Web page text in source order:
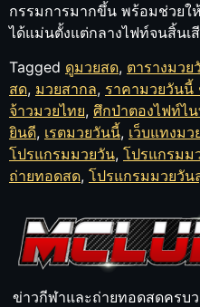
กรรมการมากขึ้น พร้อมช่วย
ได้แม่นตั้งแต่กลางไฟท์จนสิ้นเ
Tagged ดูมวยสด, ตารางมวย
สด, มวยสากล, ราคามวยวันนี้
จ้าวมวยไทย, ศึกป่าตองไฟท์ไ
ยินดี, เรตมวยวันนี้, เว็บแทงมว
โปรแกรมมวยวัน, โปรแกรมม
ถ่ายทอดสด, โปรแกรมมวยวั
ข่าวกีฬาและถ่ายทอดสดครบ